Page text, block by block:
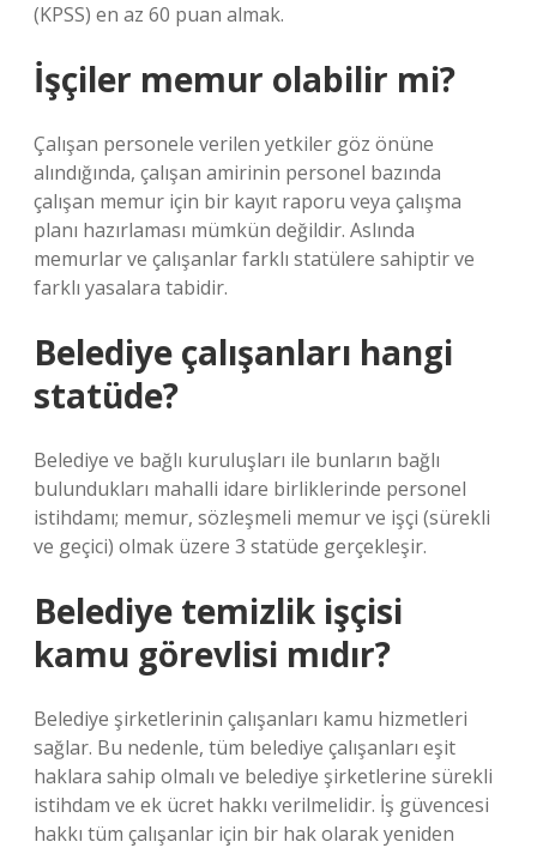
(KPSS) en az 60 puan almak.
İşçiler memur olabilir mi?
Çalışan personele verilen yetkiler göz önüne
alındığında, çalışan amirinin personel bazında
çalışan memur için bir kayıt raporu veya çalışma
planı hazırlaması mümkün değildir. Aslında
memurlar ve çalışanlar farklı statülere sahiptir ve
farklı yasalara tabidir.
Belediye çalışanları hangi
statüde?
Belediye ve bağlı kuruluşları ile bunların bağlı
bulundukları mahalli idare birliklerinde personel
istihdamı; memur, sözleşmeli memur ve işçi (sürekli
ve geçici) olmak üzere 3 statüde gerçekleşir.
Belediye temizlik işçisi
kamu görevlisi mıdır?
Belediye şirketlerinin çalışanları kamu hizmetleri
sağlar. Bu nedenle, tüm belediye çalışanları eşit
haklara sahip olmalı ve belediye şirketlerine sürekli
istihdam ve ek ücret hakkı verilmelidir. İş güvencesi
hakkı tüm çalışanlar için bir hak olarak yeniden